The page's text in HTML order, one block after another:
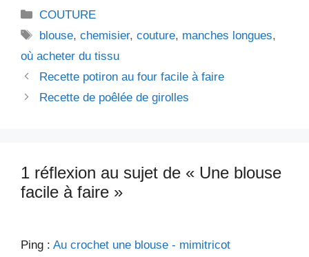
Catégories
COUTURE
Étiquettes
blouse,chemisier,couture, manches longues,
où acheter du tissu
Recette potiron au four facile à faire
Recette de poêlée de girolles
1 réflexion au sujet de « Une blouse
facile à faire »
Ping : Au crochet une blouse - mimitricot